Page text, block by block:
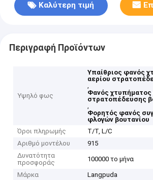
Καλύτερη τιμή
Περιγραφή Προϊόντων
Υψηλό φως
Υπαίθριος φανός
αερίου
,
Φανός χτυπήματος
στρατοπέδευσης
,
Φορητός φανός
φλογών βουτανίου
Όροι πληρωμής
T/T, L/C
Αριθμό μοντέλου
915
Δυνατότητα
προσφοράς
100000 το μήνα
Μάρκα
Langpuda